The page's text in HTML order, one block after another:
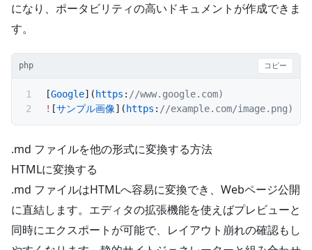
になり、ポータビリティの高いドキュメントが作成できま
す。
php コピー
[Google]( https : //www.google.com)
! [サンプル画像]( https : //example.com/image.png)
.md ファイルを他の形式に変換する方法
HTMLに変換する
.md ファイルはHTMLへ容易に変換でき、Webページ公開
に直結します。エディタの拡張機能を使えばプレビューと
同時にエクスポートが可能で、レイアウト崩れの確認もし